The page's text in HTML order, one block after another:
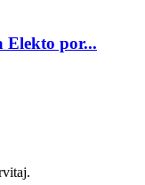
Elekto por...